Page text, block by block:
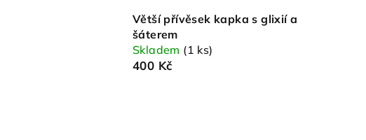
Větší přívěsek kapka s glixií a
šáterem
Skladem (1 ks)
400 Kč